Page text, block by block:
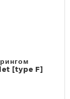
[type F]